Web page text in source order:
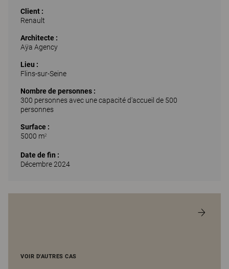
Client :
Renault
Architecte :
Aÿa Agency
Lieu :
Flins-sur-Seine
Nombre de personnes :
300 personnes avec une capacité d'accueil de 500
personnes
Surface :
5000 m2
Date de fin :
Décembre 2024
VOIR D'AUTRES CAS